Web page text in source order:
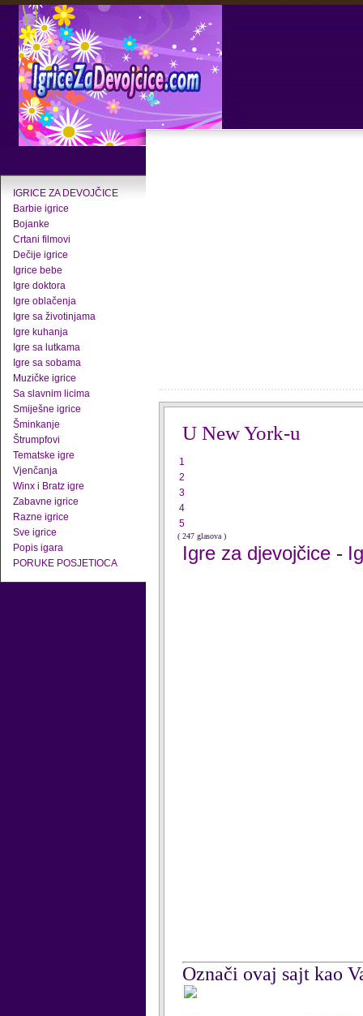
IGRICE ZA DEVOJČICE
Barbie igrice
Bojanke
Crtani filmovi
Dečije igrice
Igrice bebe
Igre doktora
Igre oblačenja
Igre sa životinjama
Igre kuhanja
Igre sa lutkama
Igre sa sobama
Muzičke igrice
Sa slavnim licima
Smiješne igrice
Šminkanje
Štrumpfovi
Tematske igre
Vjenčanja
Winx i Bratz igre
Zabavne igrice
Razne igrice
Sve igrice
Popis igara
PORUKE POSJETIOCA
U New York-u
1
2
3
4
5
( 247 glasova )
Igre za djevojčice -
Označi ovaj sajt kao